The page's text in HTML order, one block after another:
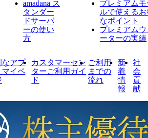
amadana ス
タンダー
ドサーバ
ーの使い
方
プレミアムモ
ルで使える
なポイント
プレミアムウ
ーターの実績
なアプ
マイペ
カスタマーセン
ターご利用ガイ
ド
ご利用
までの
流れ
新
着
情
報
社
会
貢
献